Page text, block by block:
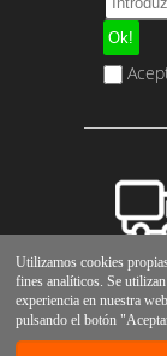
Utilizamos cookies
fines analíticos. Se
experiencia en nuestra
pulsando el botón